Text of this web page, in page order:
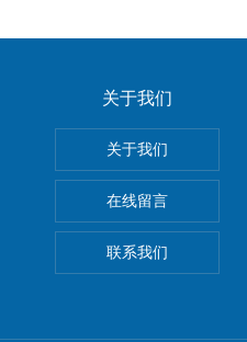
关于我们
关于我们
在线留言
联系我们